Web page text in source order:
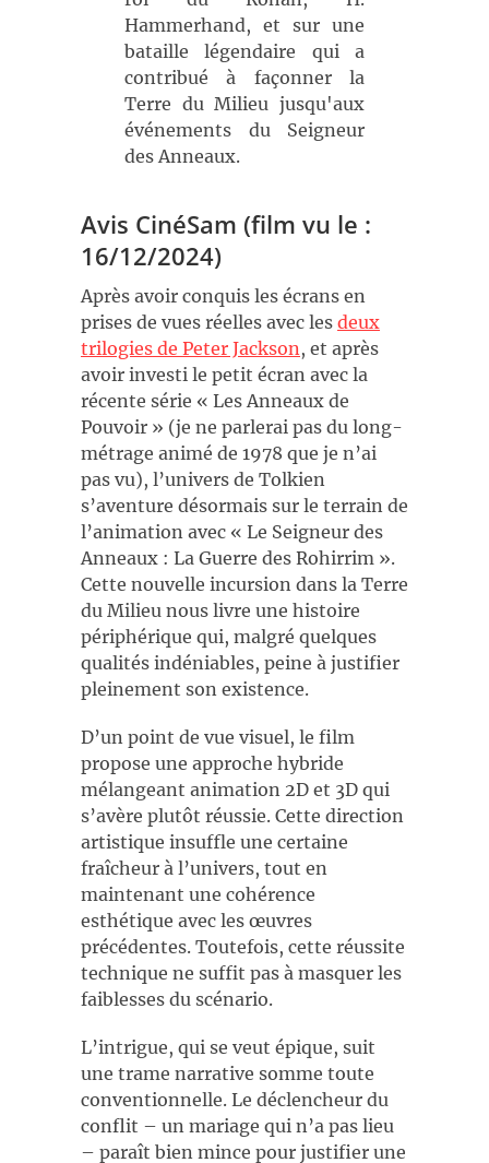
Hammerhand, et sur une
bataille légendaire qui a
contribué à façonner la
Terre du Milieu jusqu'aux
événements du Seigneur
des Anneaux.
Avis CinéSam (film vu le :
16/12/2024)
Après avoir conquis les écrans en
prises de vues réelles avec les deux
trilogies de Peter Jackson, et après
avoir investi le petit écran avec la
récente série « Les Anneaux de
Pouvoir » (je ne parlerai pas du long-
métrage animé de 1978 que je n’ai
pas vu), l’univers de Tolkien
s’aventure désormais sur le terrain de
l’animation avec « Le Seigneur des
Anneaux : La Guerre des Rohirrim ».
Cette nouvelle incursion dans la Terre
du Milieu nous livre une histoire
périphérique qui, malgré quelques
qualités indéniables, peine à justifier
pleinement son existence.
D’un point de vue visuel, le film
propose une approche hybride
mélangeant animation 2D et 3D qui
s’avère plutôt réussie. Cette direction
artistique insuffle une certaine
fraîcheur à l’univers, tout en
maintenant une cohérence
esthétique avec les œuvres
précédentes. Toutefois, cette réussite
technique ne suffit pas à masquer les
faiblesses du scénario.
L’intrigue, qui se veut épique, suit
une trame narrative somme toute
conventionnelle. Le déclencheur du
conflit – un mariage qui n’a pas lieu
– paraît bien mince pour justifier une